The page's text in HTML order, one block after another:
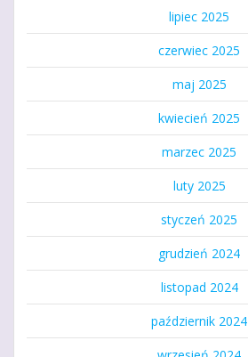
lipiec 2025
czerwiec 2025
maj 2025
kwiecień 2025
marzec 2025
luty 2025
styczeń 2025
grudzień 2024
listopad 2024
październik 2024